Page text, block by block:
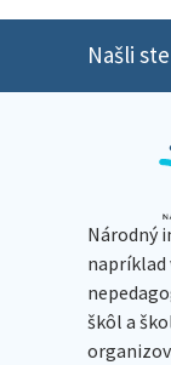
Našli
Národný
napríklad
škôl a